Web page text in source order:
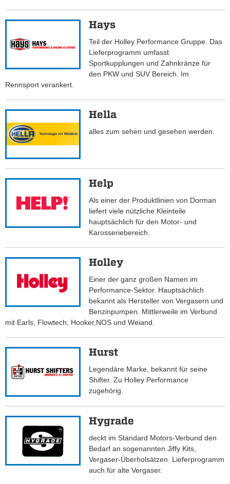
Hays
Teil der Holley Performance Gruppe. Das
Lieferprogramm umfasst
Sportkupplungen und Zahnkränze für
den PKW und SUV Bereich. Im
Rennsport verankert.
Hella
alles zum sehen und gesehen werden.
Help
Als einer der Produktlinien von Dorman
liefert viele nützliche Kleinteile
hauptsächlich für den Motor- und
Karosseriebereich.
Holley
Einer der ganz großen Namen im
Performance-Sektor. Hauptsächlich
bekannt als Hersteller von Vergasern und
Benzinpumpen. Mittlerweile im Verbund
mit Earls, Flowtech, Hooker,NOS und Weiand.
Hurst
Legendäre Marke, bekannt für seine
Shifter. Zu Holley Performance
zugehörig.
Hygrade
deckt im Standard Motors-Verbund den
Bedarf an sogenannten Jiffy Kits,
Vergaser-Überholsätzen. Lieferprogramm
auch für alte Vergaser.